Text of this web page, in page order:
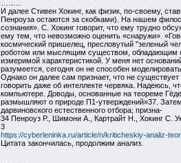
И далее Стивен Хокинг, как физик, по-своему,
Пенроуза остаются за скобками). На нашем
сознания». С. Хокинг говорит, что ему трудно
ему тем, что невозможно оценить «снаружи».
космический пришелец, пресловутый "зеленый
роботом или мыслящим существом, обладающим
измеримой характеристикой. У меня нет
разумеется, сегодня он не способен
Однако он далее сам признает, что не
говорить даже об интеллекте червяка. Надеюсь,
компьютере. Доводы, основанные на теореме
размышляют о природе П1-утверждений»37.
дарвиновского естественного отбора; призна-
34 Пенроуз Р., Шимони А., Картрайт Н., Хокинг С.
3
https://cyberleninka.ru/article/n/kriticheskiy-analiz-
Цитата закончилась, продолжим анализ.